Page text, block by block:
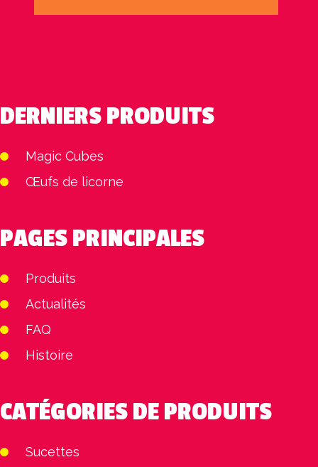
DERNIERS PRODUITS
Magic Cubes
Œufs de licorne
PAGES PRINCIPALES
Produits
Actualités
FAQ
Histoire
CATÉGORIES DE PRODUITS
Sucettes